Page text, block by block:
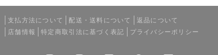
支払方法について 配送・送料について
返品について
店舗情報
特定商取引法に基づく表記 プライバシーポリシー